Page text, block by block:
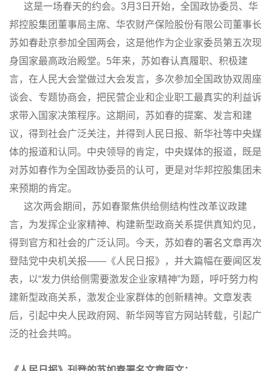
这是一场春天的约会。3月3日开始，全国政协委员、华
邦控股集团董事局主席、华农财产保险股份有限公司董事长
苏如春赴京参加全国两会，这是他作为企业家委员第五次现
身国家最高政治殿堂。5年来，苏如春认真履职、积极建
言，在人民大会堂做过大会发言，多次参加全国政协双周座
谈会、专题协商会，把民营企业和企业职工最真实的利益诉
求带入国家决策程序。这期间，苏如春的提案、发言和建
议，得到社会广泛关注，并得到人民日报、新华社等中央媒
体的报道和认同。中央领导的肯定，中央媒体的报道，既是
对苏如春作为全国政协委员的认可，更是对华邦控股集团未
来预期的肯定。
这次两会期间，苏如春聚焦供给侧结构性改革议政建
言，为发挥企业家精神、构建新型政商关系提供真知灼见，
得到官方和社会的广泛认同。今天，苏如春的署名文章再次
登陆党中央机关报——《人民日报》，并大篇幅在要闻区发
表，以“发力供给侧需要激发企业家精神”为题，呼吁努力构
建新型政商关系，激发企业家群体的创新精神。文章发表
后，引起中央人民政府网、新华网等官方网站转载，引起广
泛的社会共鸣。